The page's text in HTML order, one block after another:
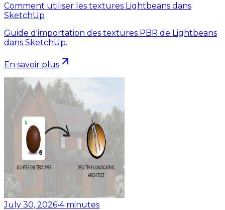
Comment utiliser les textures Lightbeans dans
SketchUp
Guide d'importation des textures PBR de Lightbeans
dans SketchUp.
En savoir plus
July 30, 2026•4 minutes